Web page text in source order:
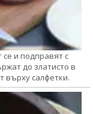
се и подправят с
до златисто в
върху салфетки.